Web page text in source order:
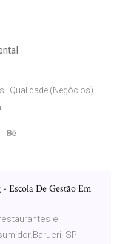
| Qualidade (Negócios) |
Escola De Gestão Em
e
SP: